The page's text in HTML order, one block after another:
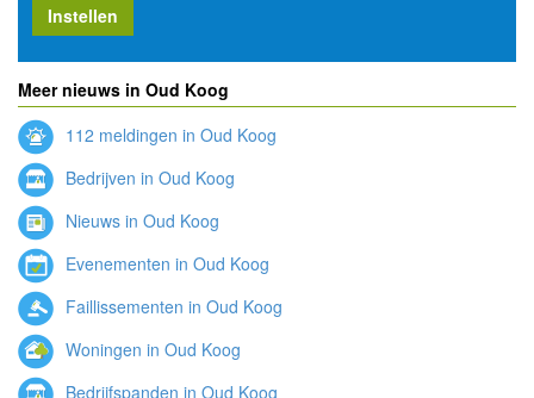
Instellen
Meer nieuws in Oud Koog
112 meldingen in Oud Koog
Bedrijven in Oud Koog
Nieuws in Oud Koog
Evenementen in Oud Koog
Faillissementen in Oud Koog
Woningen in Oud Koog
Bedrijfspanden in Oud Koog